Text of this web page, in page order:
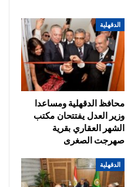
الدقهلية
محافظ الدقهلية ومساعدا
وزير العدل يفتتحان مكتب
الشهر العقاري بقرية
صهرجت الصغرى
الدقهلية